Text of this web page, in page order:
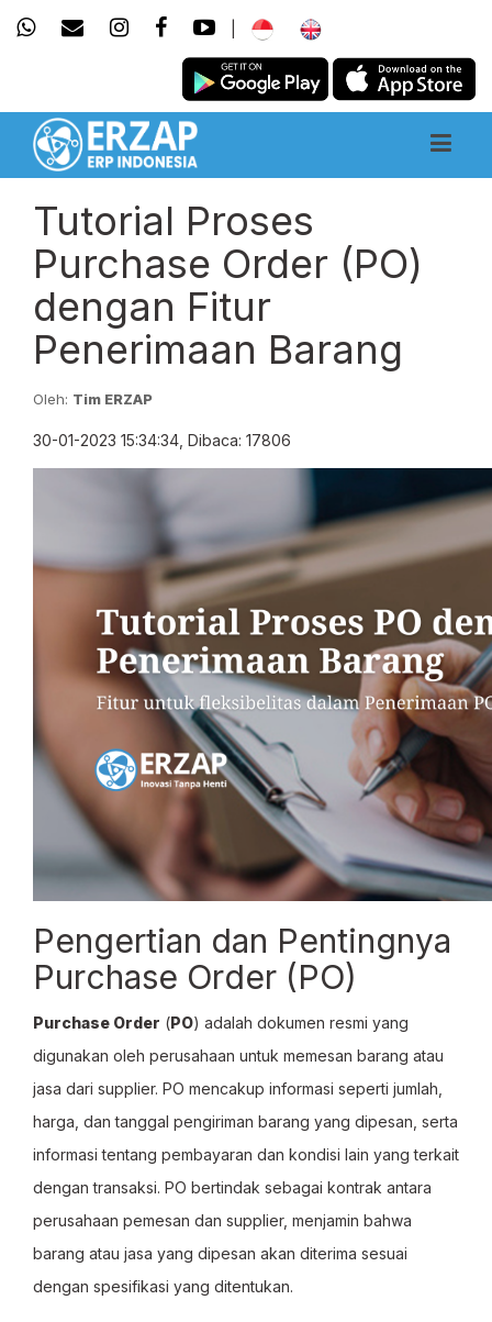
Tutorial Proses
Purchase Order (PO)
dengan Fitur
Penerimaan Barang
Oleh: Tim ERZAP
30-01-2023 15:34:34, Dibaca: 17806
Pengertian dan Pentingnya
Purchase Order (PO)
Purchase Order (PO) adalah dokumen resmi yang
digunakan oleh perusahaan untuk memesan barang atau
jasa dari supplier. PO mencakup informasi seperti jumlah,
harga, dan tanggal pengiriman barang yang dipesan, serta
informasi tentang pembayaran dan kondisi lain yang terkait
dengan transaksi. PO bertindak sebagai kontrak antara
perusahaan pemesan dan supplier, menjamin bahwa
barang atau jasa yang dipesan akan diterima sesuai
dengan spesifikasi yang ditentukan.